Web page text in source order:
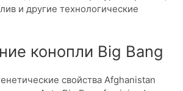
и другие технологические
конопли Big Bang
свойства Afghanistan